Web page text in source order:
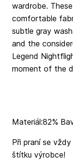
wardrobe.
comfortable
subtle gray
and the
Legend
moment of the
Materiál:82%
Při praní se
štítku výrobce!